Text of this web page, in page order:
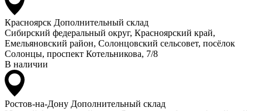
Красноярск Дополнительный склад
Сибирский федеральный округ, Красноярский край,
Емельяновский район, Солонцовский сельсовет, посёлок
Солонцы, проспект Котельникова, 7/8
В наличии
Ростов-на-Дону Дополнительный склад